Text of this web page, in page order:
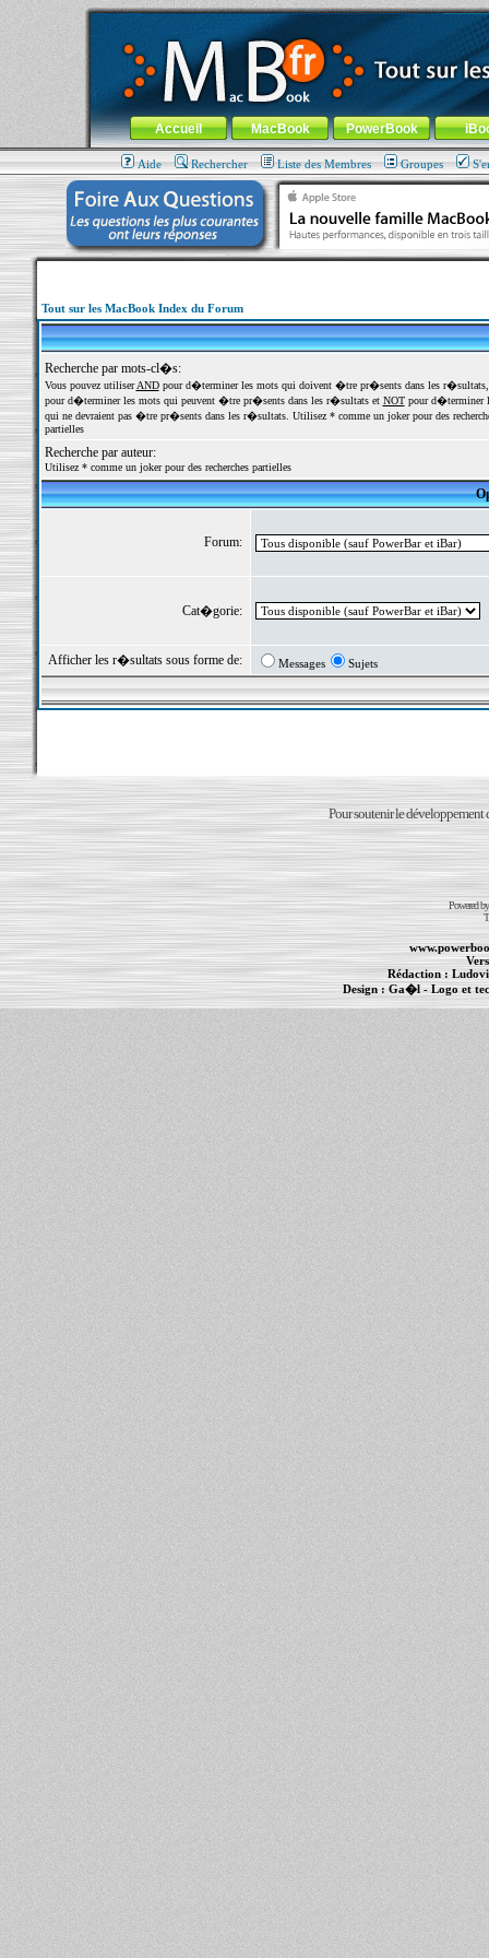
MacBook-fr.com : 100% Apple... 100% nomade !
Aller au contenu-Aller au menu général-Aller au menu de
Menu général
Accueil MacBook PowerBook
Aide Rechercher Liste des Membres Groupes
Tout sur les MacBook Index du Forum
Recherche par mots-cl�s:
Vous pouvez utiliserANDpour d�terminer les mots qui doivent �tre pr�sents dans les
pour d�terminer les mots qui peuvent �tre pr�sents dans les r�sultats et NOTpour d�terminer
qui ne devraient pas �tre pr�sents dans les r�sultats. Utilisez * comme un joker pour des
partielles
Recherche par auteur:
Utilisez * comme un joker pour des recherches partielles
Forum:
Cat�gorie:
Afficher les r�sultats sous forme de: Messages Sujets
Pour soutenir le développement
Powered
Rédaction :
Design : Ga�l- Logo et